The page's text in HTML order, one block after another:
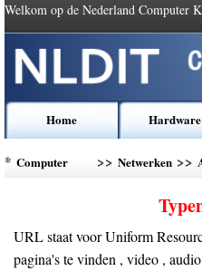
Welkom op de Nederland Computer
Home Hardware
* Computer
>>Netwerken >>
URL staat voor Uniform
pagina's te vinden , video ,